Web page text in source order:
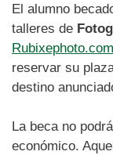
El alumno
talleres de
reservar su
destino
La beca no
económico.